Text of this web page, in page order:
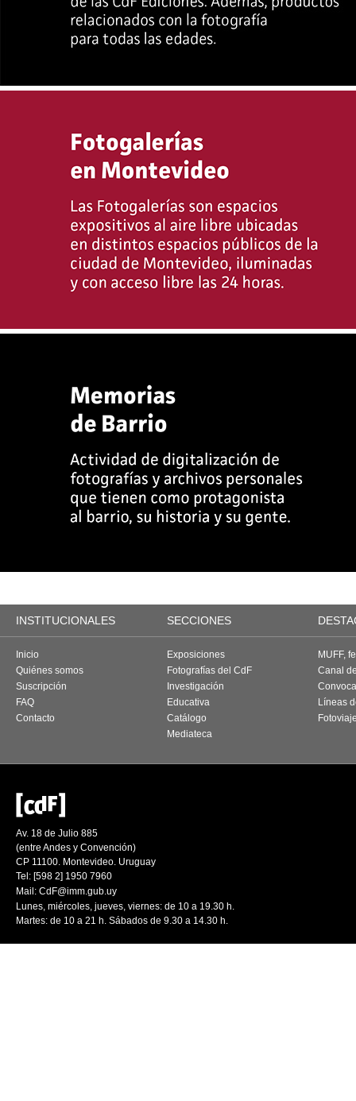
INSTITUCIONALES SECCIONES
Inicio
Quiénes somos
Suscripción
FAQ
Contacto
Exposiciones
Fotografías del CdF
Investigación
Educativa
Catálogo
Mediateca
MUFF,
Canal
Líneas
Av. 18 de Julio 885
(entre Andes y Convención)
CP 11100. Montevideo. Uruguay
Tel: [598 2] 1950 7960
Mail: CdF@imm.gub.uy
Lunes, miércoles, jueves, viernes: de 10 a 19.30 h.
Martes: de 10 a 21 h. Sábados de 9.30 a 14.30 h.